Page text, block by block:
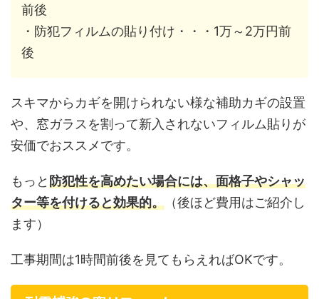
前後
・防犯フィルムの貼り付け・・・1万～2万円前
後
スキマからカギを開けられない様な補助カギの設置
や、窓ガラスを割って新入されないフィルム貼りが
安価でおススメです。
もっと防犯性を高めたい場合には、面格子やシャッ
ター等を付けると効果的。 （後ほど費用はご紹介し
ます）
工事期間は1時間前後を見てもらえればOKです。